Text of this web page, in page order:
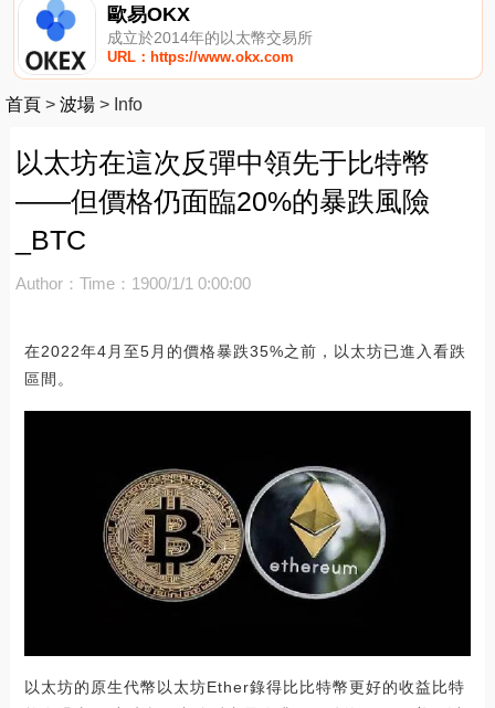
歐易OKX
成立於2014年的以太幣交易所
URL：https://www.okx.com
首頁 > 波場 > Info
以太坊在這次反彈中領先于比特幣
——但價格仍面臨20%的暴跌風險
_BTC
Author： Time：1900/1/1 0:00:00
在2022年4月至5月的價格暴跌35%之前，以太坊已進入看跌
區間。
以太坊的原生代幣以太坊Ether錄得比比特幣更好的收益比特